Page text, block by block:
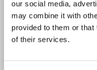
our social media,
may combine it with
provided to them or
of their services.
Polyclonal
unconjugated
N° du produit